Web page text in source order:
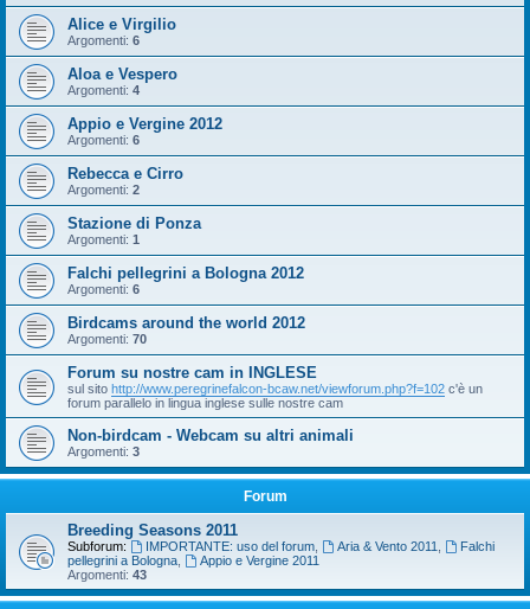
Alice e Virgilio
Argomenti: 6
Aloa e Vespero
Argomenti: 4
Appio e Vergine 2012
Argomenti: 6
Rebecca e Cirro
Argomenti: 2
Stazione di Ponza
Argomenti: 1
Falchi pellegrini a Bologna 2012
Argomenti: 6
Birdcams around the world 2012
Argomenti: 70
Forum su nostre cam in INGLESE
sul sito http://www.peregrinefalcon-bcaw.net/viewforum.php?f=102 c'è un
forum parallelo in lingua inglese sulle nostre cam
Non-birdcam - Webcam su altri animali
Argomenti: 3
Forum
Breeding Seasons 2011
Subforum: IMPORTANTE: uso del forum, Aria & Vento 2011
Falchi
pellegrini a Bologna
Appio e Vergine 2011
Argomenti: 43